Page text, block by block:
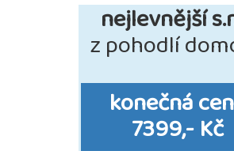
nejlevnější
z pohodlí
konečná
7399,- Kč